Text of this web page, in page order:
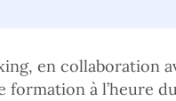
en collaboration
formation à l’heure